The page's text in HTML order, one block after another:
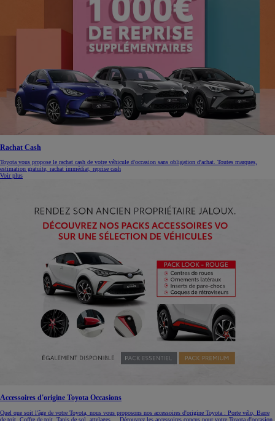
Rachat Cash
Toyota vous propose le rachat cash de votre véhicule d'occasion sans obligation d'achat. Toutes marques,
estimation gratuite, rachat immédiat, reprise cash
Voir plus
Accessoires d'origine Toyota Occasions
Quel que soit l'âge de votre Toyota, nous vous proposons nos accessoires d'origine Toyota : Porte vélo, Barre
de toit, Coffre de toit, Tapis de sol, attelages.... Découvrez les accessoires conçus pour votre Toyota d'occasion.